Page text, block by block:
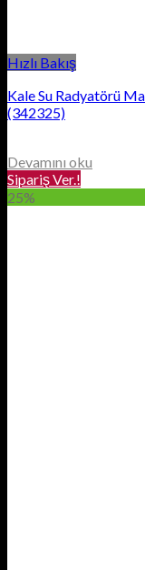
Hızlı Bakış
Kale Su Radyatörü
(342325)
Devamını oku
Sipariş Ver.!
25%